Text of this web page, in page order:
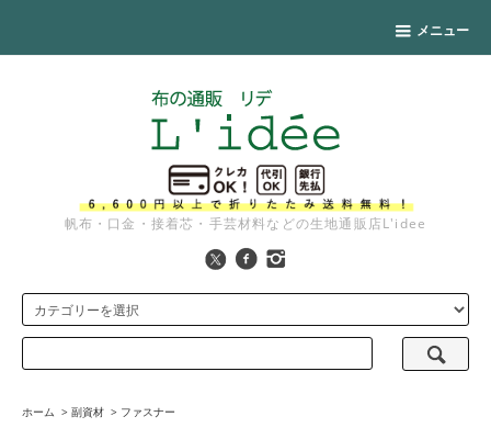
メニュー
帆布・口金・接着芯・手芸材料などの生地通販店L'idee
ホーム > 副資材 > ファスナー